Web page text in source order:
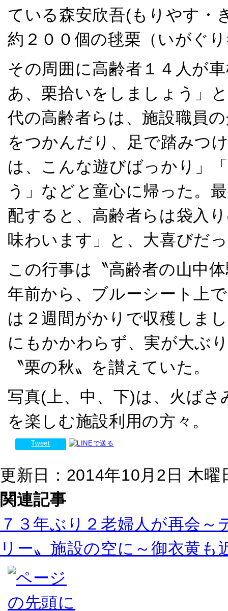
ている森安欣吾(もりやす・
約２００個の毬栗（いがぐ
その周囲に高齢者１４人が
あ、栗拾いをしましょう」
代の高齢者らは、施設職員
をつかんだり、足で踏みつ
は、こんな遊びばっかり」
う」などと童心に帰った。
配すると、高齢者らは袋入
味わいます」と、大喜びだ
この行事は〝高齢者の山中
年前から、ブルーシート上
は２週間がかりで収穫しま
にもかかわらず、実が大ぶ
〝栗の秋〟を讃えていた。
写真(上、中、下)は、火ば
を楽しむ施設利用の方々。
Tweet
更新日：2014年10月2日 木曜
関連記事
７３年ぶり２老婦人が再会
リー〟施設の空に～御衣黄も